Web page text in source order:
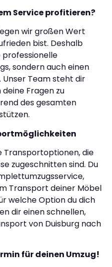
Service profitieren?
wir großen Wert
bist. Deshalb
professionelle
sondern auch einen
Unser Team steht dir
Fragen zu
des gesamten
Transportoptionen, die
zugeschnitten sind. Du
Transport deiner Möbel
welche Option du dich
dir einen schnellen,
von Duisburg nach
für deinen Umzug!